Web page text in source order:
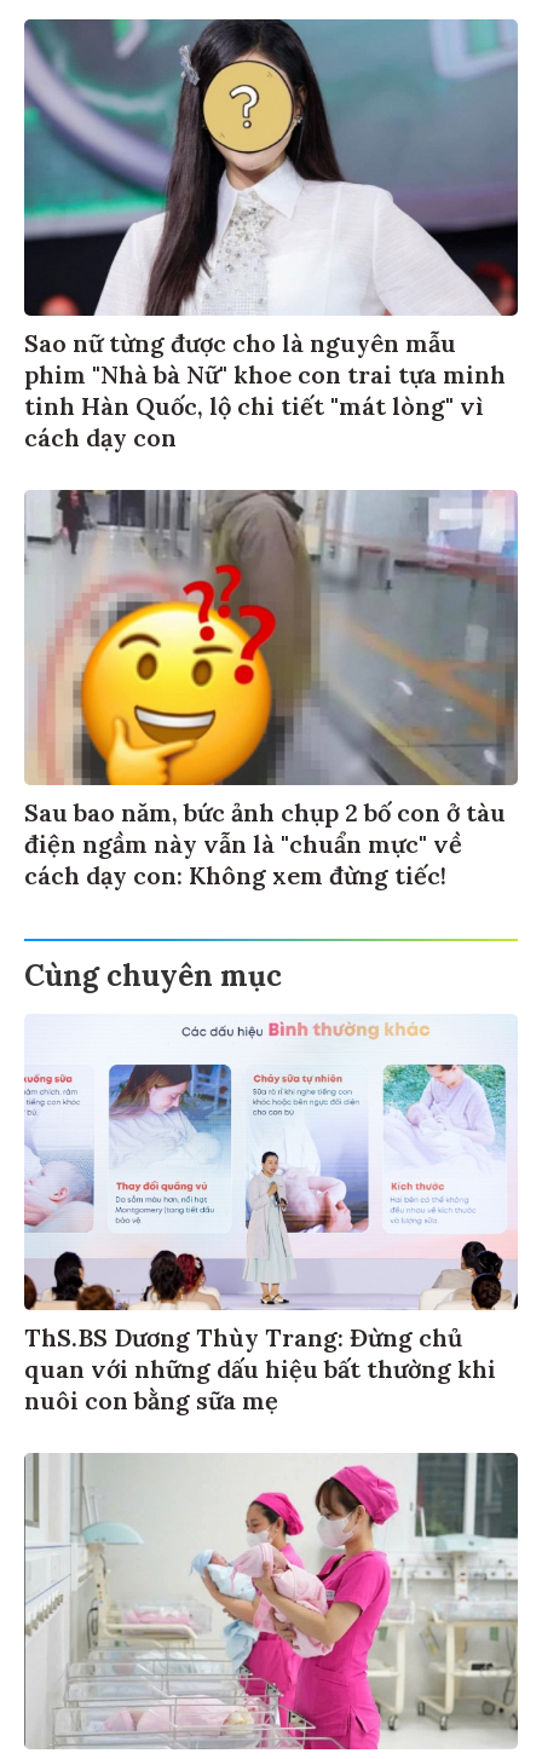
Sao nữ từng được cho là nguyên mẫu
phim "Nhà bà Nữ" khoe con trai tựa minh
tinh Hàn Quốc, lộ chi tiết "mát lòng" vì
cách dạy con
Sau bao năm, bức ảnh chụp 2 bố con ở tàu
điện ngầm này vẫn là "chuẩn mực" về
cách dạy con: Không xem đừng tiếc!
Cùng chuyên mục
ThS.BS Dương Thùy Trang: Đừng chủ
quan với những dấu hiệu bất thường khi
nuôi con bằng sữa mẹ